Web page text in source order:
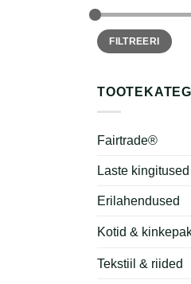
Minimaalne
hind
Maksimaalne
hindFILTREERI
Fairtrade®
Laste kingitused
Erilahendused
Kotid &
Tekstiil & riided